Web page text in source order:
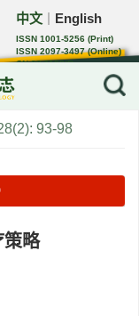
中文 English
ISSN 1001-5256 (Print)
ISSN 2097-3497 (Online)
CN 22-1108/R
93-98
策略